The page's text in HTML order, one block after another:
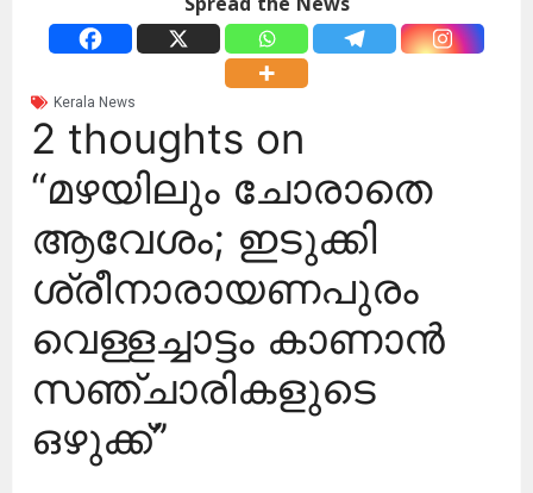
Spread the News
Kerala News
2 thoughts on
“മഴയിലും ചോരാതെ
ആവേശം; ഇടുക്കി
ശ്രീനാരായണപുരം
വെള്ളച്ചാട്ടം കാണാന്‍
സഞ്ചാരികളുടെ
ഒഴുക്ക്”